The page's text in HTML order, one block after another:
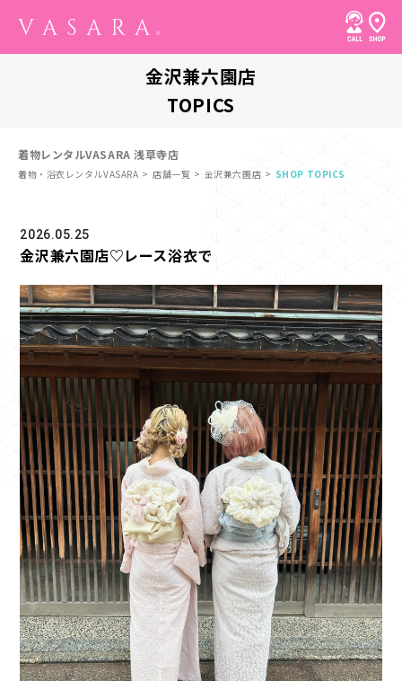
金沢兼六園店
TOPICS
着物レンタルVASARA 浅草寺店
着物・浴衣レンタルVASARA 店舗一覧 金沢兼六園店 SHOP TOPICS
2026.05.25
金沢兼六園店♡レース浴衣で